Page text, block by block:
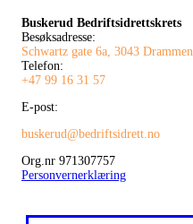
Buskerud Bedriftsidrettskrets
Besøksadresse:
Schwartz gate 6a, 3043 Drammen.
Telefon:
+47 99 16 31 57
E-post:
buskerud@bedriftsidrett.no
Org.nr 971307757
Personvernerklæring